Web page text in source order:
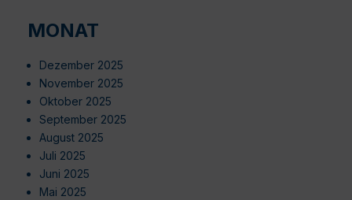
MONAT
Dezember 2025
November 2025
Oktober 2025
September 2025
August 2025
Juli 2025
Juni 2025
Mai 2025